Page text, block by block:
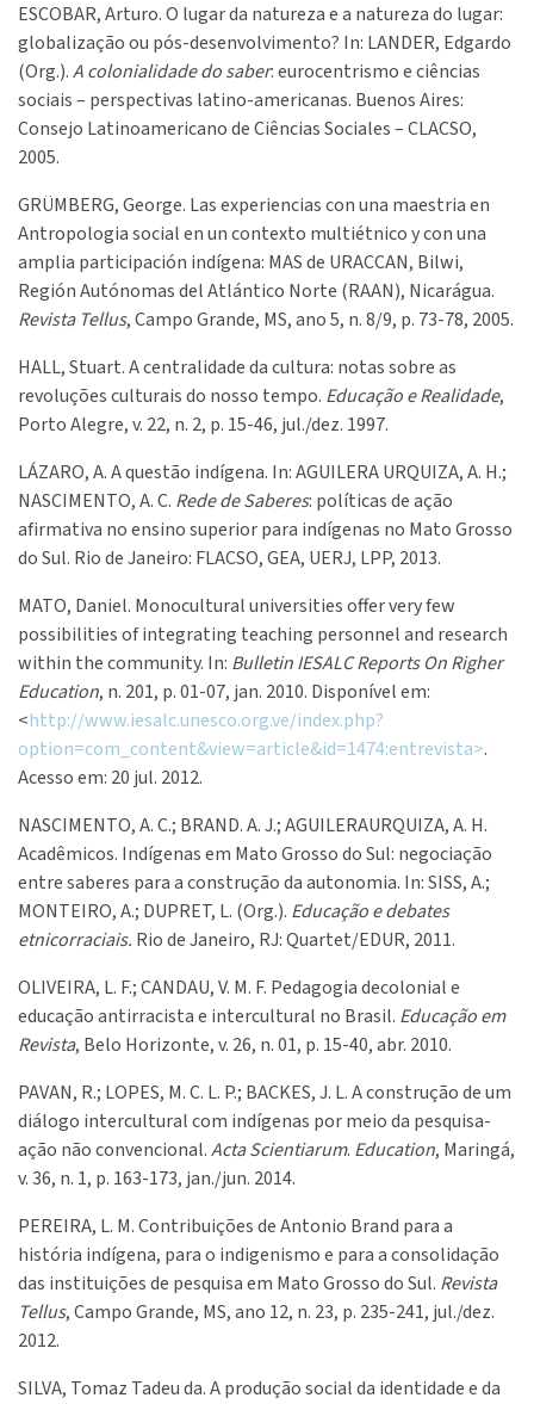
ESCOBAR, Arturo. O lugar da natureza e a natureza do lugar:
globalização ou pós-desenvolvimento? In: LANDER, Edgardo
(Org.).A colonialidade do saber:eurocentrismo e ciências
sociais – perspectivas latino-americanas. Buenos Aires:
Consejo Latinoamericano de Ciências Sociales – CLACSO,
2005.
GRÜMBERG, George. Las experiencias con una maestria en
Antropologia social en un contexto multiétnico y con una
amplia participación indígena: MAS de URACCAN, Bilwi,
Región Autónomas del Atlántico Norte (RAAN), Nicarágua.
Revista Tellus, Campo Grande, MS, ano 5, n. 8/9, p. 73-78, 2005.
HALL, Stuart. A centralidade da cultura: notas sobre as
revoluções culturais do nosso tempo. Educação e Realidade,
Porto Alegre, v. 22, n. 2, p. 15-46, jul./dez. 1997.
LÁZARO, A. A questão indígena. In: AGUILERA URQUIZA, A. H.;
NASCIMENTO, A. C. Rede de Saberes: políticas de ação
afirmativa no ensino superior para indígenas no Mato Grosso
do Sul. Rio de Janeiro: FLACSO, GEA, UERJ, LPP, 2013.
MATO, Daniel. Monocultural universities offer very few
possibilities of integrating teaching personnel and research
within the community. In: Bulletin IESALC Reports On Righer
Education, n. 201, p. 01-07, jan. 2010. Disponível em:
<http://www.iesalc.unesco.org.ve/index.php?
option=com_content&view=article&id=1474:entrevista>.
Acesso em: 20 jul. 2012.
NASCIMENTO, A. C.; BRAND. A. J.; AGUILERAURQUIZA, A. H.
Acadêmicos. Indígenas em Mato Grosso do Sul: negociação
entre saberes para a construção da autonomia. In: SISS, A.;
MONTEIRO, A.; DUPRET, L. (Org.). Educação e debates
etnicorraciais. Rio de Janeiro, RJ: Quartet/EDUR, 2011.
OLIVEIRA, L. F.; CANDAU, V. M. F. Pedagogia decolonial e
educação antirracista e intercultural no Brasil. Educação em
Revista, Belo Horizonte, v. 26, n. 01, p. 15-40, abr. 2010.
PAVAN, R.; LOPES, M. C. L. P.; BACKES, J. L. A construção de um
diálogo intercultural com indígenas por meio da pesquisa-
ação não convencional.Acta Scientiarum. Education, Maringá,
v. 36, n. 1, p. 163-173, jan./jun. 2014.
PEREIRA, L. M. Contribuições de Antonio Brand para a
história indígena, para o indigenismo e para a consolidação
das instituições de pesquisa em Mato Grosso do Sul. Revista
Tellus, Campo Grande, MS, ano 12, n. 23, p. 235-241, jul./dez.
2012.
SILVA, Tomaz Tadeu da. A produção social da identidade e da